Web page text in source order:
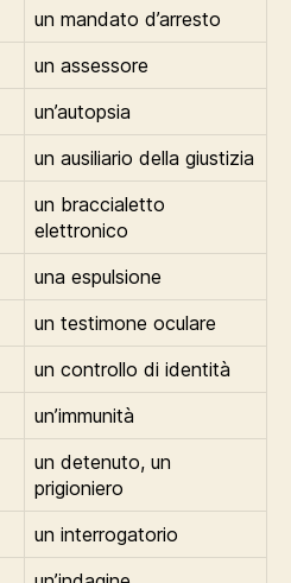
un mandato d’arresto
un assessore
un’autopsia
un ausiliario della giustizia
un braccialetto
elettronico
una espulsione
un testimone oculare
un controllo di identità
un’immunità
un detenuto, un
prigioniero
un interrogatorio